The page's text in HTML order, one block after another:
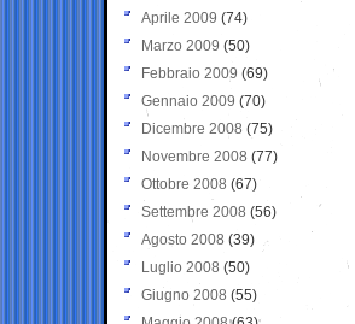
Aprile 2009 (74)
Marzo 2009 (50)
Febbraio 2009 (69)
Gennaio 2009 (70)
Dicembre 2008 (75)
Novembre 2008 (77)
Ottobre 2008 (67)
Settembre 2008 (56)
Agosto 2008 (39)
Luglio 2008 (50)
Giugno 2008 (55)